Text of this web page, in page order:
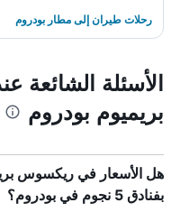
رحلات طيران إلى مطار بودروم
الأسئلة
بريميوم بودروم
هل الأسعار في ريكسوس
بفنادق 5 نجوم في بودروم؟